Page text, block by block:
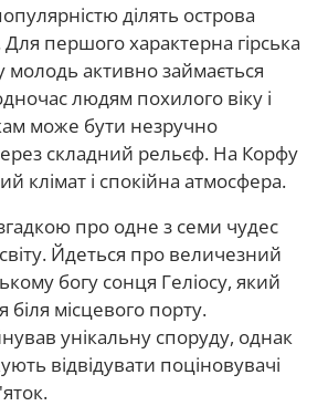
ділять острова
першого характерна гірська
молодь активно займається
людям похилого віку і
може бути незручно
складний рельєф. На Корфу
клімат і спокійна атмосфера.
про одне з семи чудес
Йдеться про величезний
богу сонця Геліосу, який
біля місцевого порту.
унікальну споруду, однак
відвідувати поціновувачі